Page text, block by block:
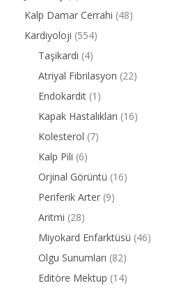
Kalp Damar Cerrahi (48)
Kardiyoloji (554)
Taşikardi (4)
Atriyal Fibrilasyon (22)
Endokardit (1)
Kapak Hastalıkları (16)
Kolesterol (7)
Kalp Pili (6)
Orjinal Görüntü (16)
Periferik Arter (9)
Aritmi (28)
Miyokard Enfarktüsü (46)
Olgu Sunumları (82)
Editöre Mektup (14)